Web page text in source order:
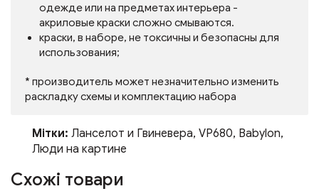
одежде или на предметах интерьера -
акриловые краски сложно смываются.
краски, в наборе, не токсичны и безопасны для
использования;
* производитель может незначительно изменить
раскладку схемы и комплектацию набора
Мітки: Ланселот и Гвиневера, VP680, Babylon,
Люди на картине
Схожі товари